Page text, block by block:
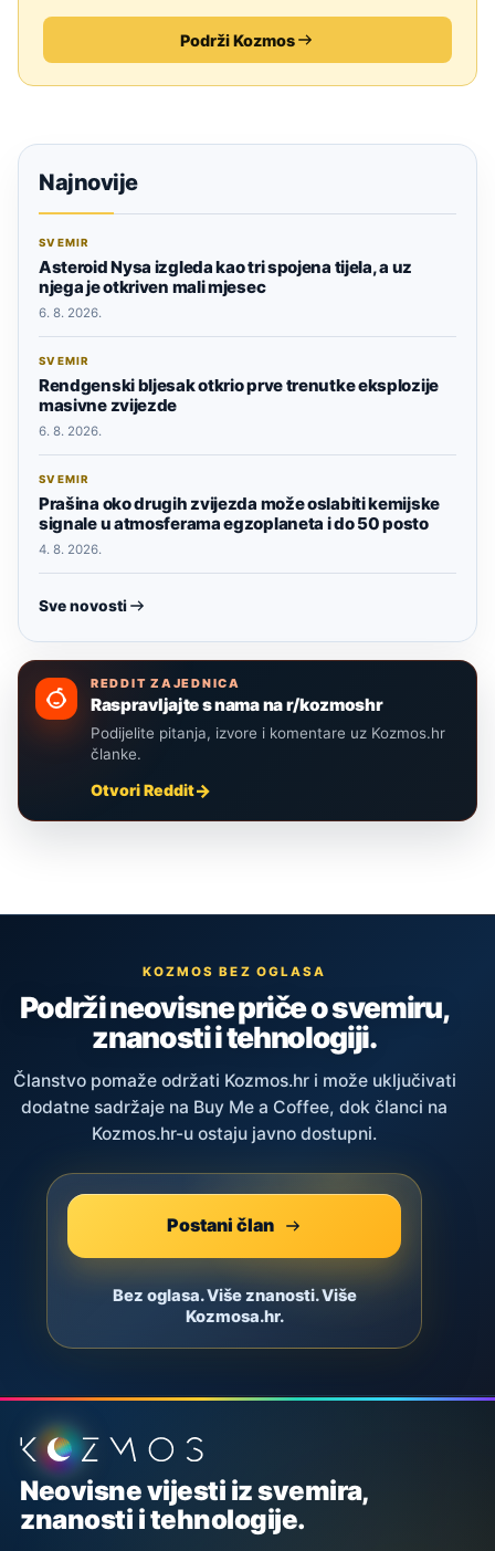
Podrži Kozmos
Najnovije
SVEMIR
Asteroid Nysa izgleda kao tri spojena tijela, a uz
njega je otkriven mali mjesec
6. 8. 2026.
SVEMIR
Rendgenski bljesak otkrio prve trenutke eksplozije
masivne zvijezde
6. 8. 2026.
SVEMIR
Prašina oko drugih zvijezda može oslabiti kemijske
signale u atmosferama egzoplaneta i do 50 posto
4. 8. 2026.
Sve novosti
REDDIT ZAJEDNICA
Raspravljajte s nama na r/kozmoshr
Podijelite pitanja, izvore i komentare uz Kozmos.hr
članke.
Otvori Reddit
KOZMOS BEZ OGLASA
Podrži neovisne priče o svemiru,
znanosti i tehnologiji.
Članstvo pomaže održati Kozmos.hr i može uključivati
dodatne sadržaje na Buy Me a Coffee, dok članci na
Kozmos.hr-u ostaju javno dostupni.
Postani član
Bez oglasa. Više znanosti. Više
Kozmosa.hr.
Podnožje stranice
Neovisne vijesti iz svemira,
znanosti i tehnologije.